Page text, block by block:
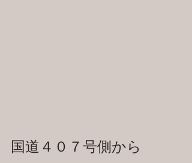
国道４０７号側から